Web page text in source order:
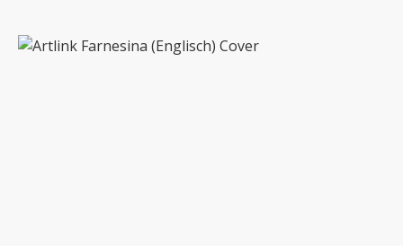
Bildergalerie überspringen